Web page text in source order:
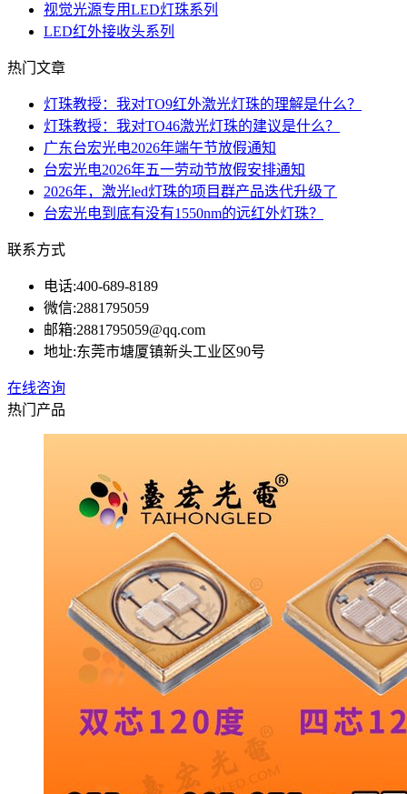
视觉光源专用LED灯珠系列
LED红外接收头系列
热门文章
灯珠教授：我对TO9红外激光灯珠的理解是什么？
灯珠教授：我对TO46激光灯珠的建议是什么？
广东台宏光电2026年端午节放假通知
台宏光电2026年五一劳动节放假安排通知
2026年，激光led灯珠的项目群产品迭代升级了
台宏光电到底有没有1550nm的远红外灯珠？
联系方式
电话:400-689-8189
微信:2881795059
邮箱:2881795059@qq.com
地址:东莞市塘厦镇新头工业区90号
在线咨询
热门产品